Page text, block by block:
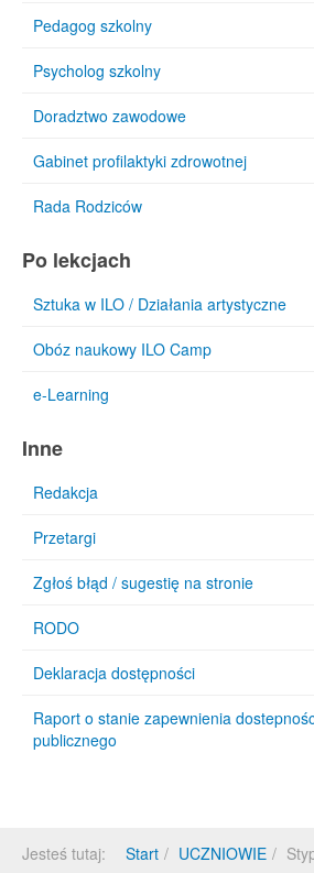
Pedagog szkolny
Psycholog szkolny
Doradztwo zawodowe
Gabinet profilaktyki zdrowotnej
Rada Rodziców
Po lekcjach
Sztuka w ILO / Działania artystyczne
Obóz naukowy ILO Camp
e-Learning
Inne
Redakcja
Przetargi
Zgłoś błąd / sugestię na stronie
RODO
Deklaracja dostępności
Raport o stanie zapewnienia
publicznego
Jesteś tutaj: Start UCZNIOWIE